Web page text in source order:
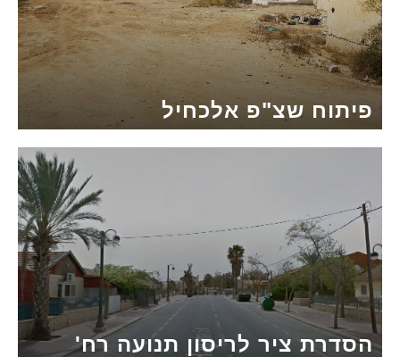
פיתוח שצ"פ אלכחיל
הסדרת ציר לריסון תנועה רח'